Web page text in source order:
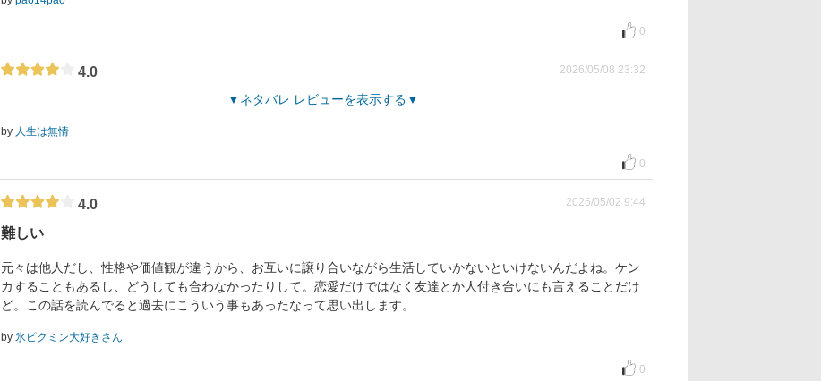
0
4.0 2026/05/08 23:32
ネタバレ レビューを表示する
by 人生は無情
0
4.0 2026/05/02 9:44
難しい
元々は他人だし、性格や価値観が違うから、お互いに譲り合いながら生活していかないといけないんだよね。ケン
カすることもあるし、どうしても合わなかったりして。恋愛だけではなく友達とか人付き合いにも言えることだけ
ど。この話を読んでると過去にこういう事もあったなって思い出します。
by 氷ピクミン大好きさん
0